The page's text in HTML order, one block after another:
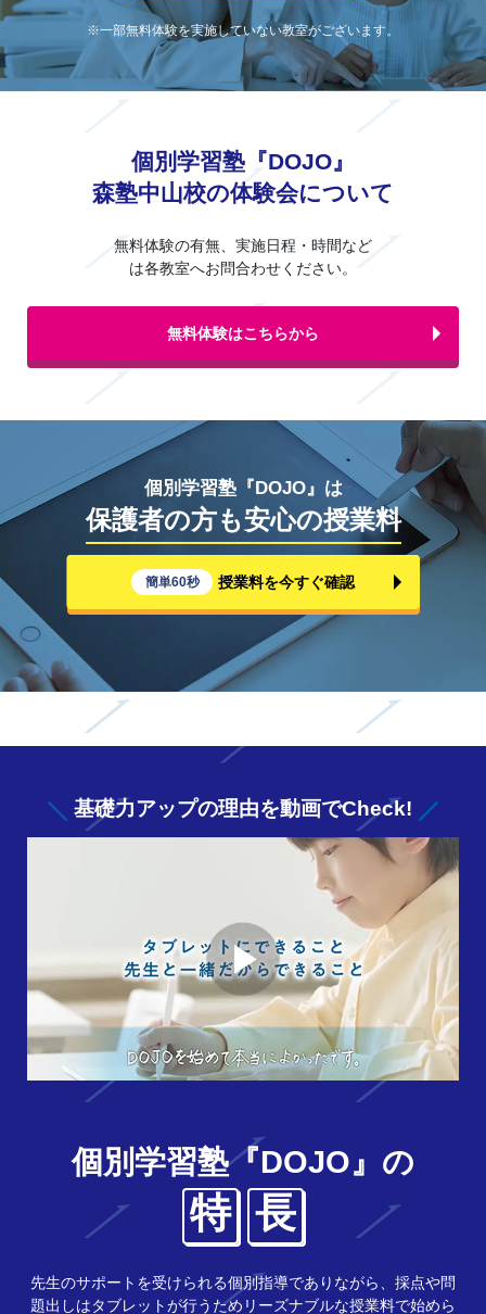
※一部無料体験を実施していない教室がございます。
個別学習塾『DOJO』
森塾中山校の体験会について
無料体験の有無、実施日程・時間など
は各教室へお問合わせください。
無料体験はこちらから
個別学習塾『DOJO』は
保護者の方も安心の授業料
簡単60秒 授業料を今すぐ確認
基礎力アップの理由を動画でCheck!
個別学習塾『DOJO』の
特 長
先生のサポートを受けられる個別指導でありながら、採点や問
題出しはタブレットが行うためリーズナブルな授業料で始めら